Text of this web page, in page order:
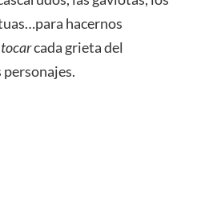
hacernos
tocarcada grieta del
personajes.